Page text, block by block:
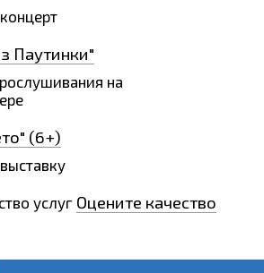
Паутинки"
на
(6+)
Оцените качество